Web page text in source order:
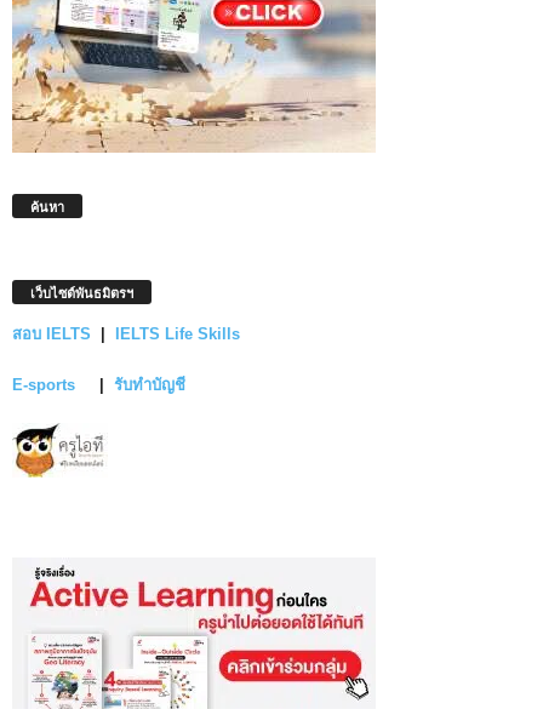
ค้นหา
เว็บไซต์พันธมิตรฯ
สอบ IELTS IELTS Life Skills
E-sports รับทำบัญชี